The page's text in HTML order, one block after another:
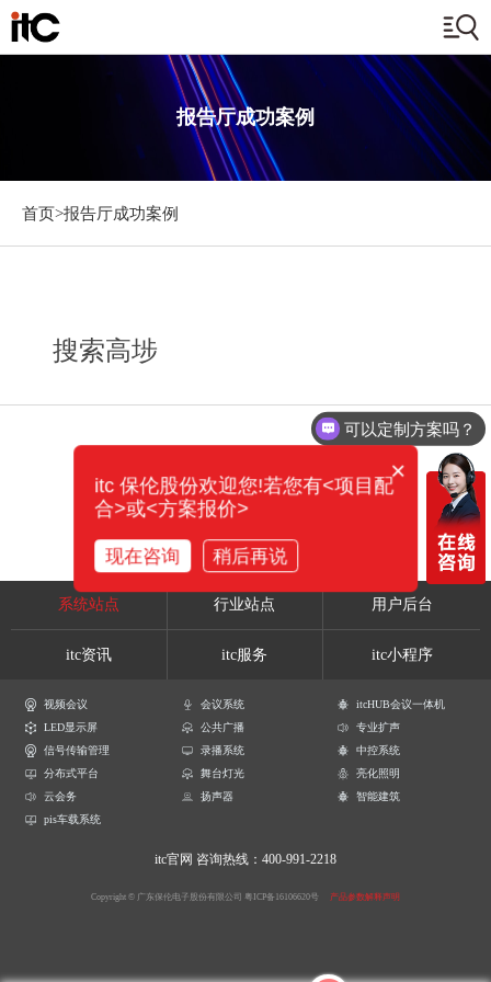
报告厅成功案例
首页>报告厅成功案例
搜索高埗
系统站点 行业站点 用户后台
itc资讯 itc服务 itc小程序
视频会议 会议系统
itcHUB会议一体机
LED显示屏
公共广播
专业扩声
信号传输管理
录播系统
中控系统
分布式平台
舞台灯光
亮化照明
云会务
扬声器
智能建筑
pis车载系统
itc官网 咨询热线：400-991-2218
Copyright © 广东保伦电子股份有限公司 粤ICP备16106620号 产品参数解释声明
可以定制方案吗？
×
itc 保伦股份欢迎您!若您有<项目配
合>或<方案报价>
现在咨询 稍后再说